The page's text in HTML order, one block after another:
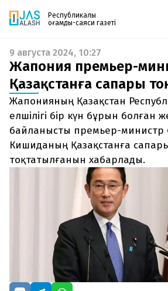
Республикалық
қоғамдық-саяси газеті
Жаңалықтар
Спорт
Live
Руханият
Аймақ
Архив
Заң және тәртіп
Редакциямен байланыс
+7 708 604 51 06
+7 701 220 64 52
zhasalash100@gmail.com
Газетке жазылу
PDF форматтағы газетті ай сайын
поштаңызға алып отырыңыз. Жаңа
шыққан сәтте сізге бірден
енгізіңіз, біз қалғанын өзіміз
9 августа 2024, 10:27
Жапония премьер-
Қазақстанға сапары
Жапонияның Қазақстан
елшілігі бір күн бұрын болған
байланысты премьер-министр
Кишиданың Қазақстанға
тоқтатылғанын хабарлады.